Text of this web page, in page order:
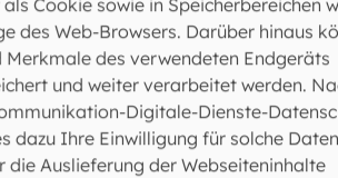
zur Hauptabteilung Facility
des Web-Browsers. Darüber hinaus
Merkmale des verwendeten Endgeräts
und weiter verarbeitet werden.
Digitale-Dienste-
dazu Ihre Einwilligung für solche
die Auslieferung der Webseiteninhalte